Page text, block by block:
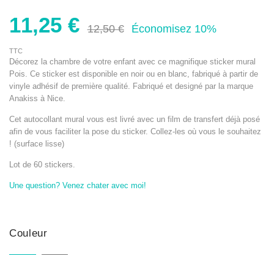
11,25 € 12,50 € Économisez 10%
TTC
Décorez la chambre de votre enfant avec ce magnifique sticker mural
Pois. Ce sticker est disponible en noir ou en blanc, fabriqué à partir de
vinyle adhésif de première qualité. Fabriqué et designé par la marque
Anakiss à Nice.
Cet autocollant mural vous est livré avec un film de transfert déjà posé
afin de vous faciliter la pose du sticker. Collez-les où vous le souhaitez
! (surface lisse)
Lot de 60 stickers.
Une question? Venez chater avec moi!
Couleur